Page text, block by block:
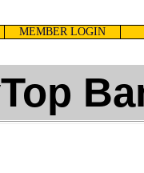
MEMBER LOGIN